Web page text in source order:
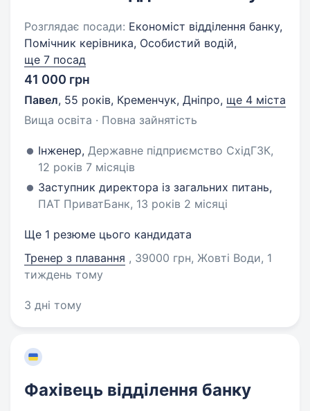
Розглядає посади: Економіст відділення банку,
Помічник керівника, Особистий водій,
ще 7 посад
41 000 грн
Павел, 55 років, Кременчук, Дніпро, ще 4 міста
Вища освіта · Повна зайнятість
Iнженер, Державне підприємство СхідГЗК,
12 років 7 місяців
Заступник директора iз загальних питань,
ПАТ ПриватБанк, 13 років 2 місяці
Ще 1 резюме цього кандидата
Тренер з плавання , 39000 грн, Жовті Води, 1
тиждень тому
3 дні тому
Фахівець відділення банку